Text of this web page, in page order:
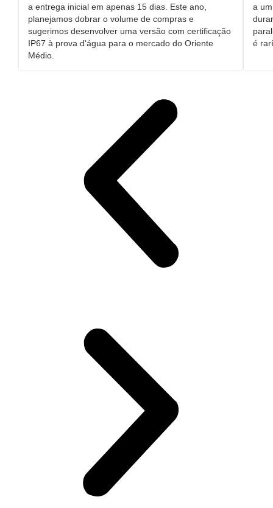
a entrega inicial em apenas 15 dias. Este ano,
planejamos dobrar o volume de compras e
sugerimos desenvolver uma versão com ​certificação
IP67 à prova d'água para o mercado do Oriente
Médio.
a
é